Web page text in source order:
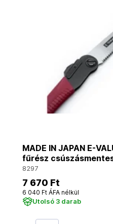
MADE IN JAPAN E-
fűrész
8297
7 670 Ft
6 040 Ft ÁFA nélkül
Utolsó 3 darab